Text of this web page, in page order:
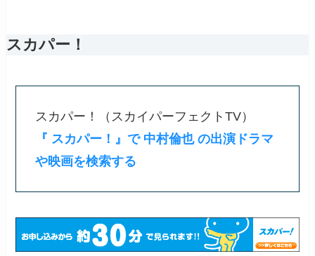
スカパー！
スカパー！（スカイパーフェクトTV）
『 スカパー！』で 中村倫也 の出演ドラマ
や映画を検索する